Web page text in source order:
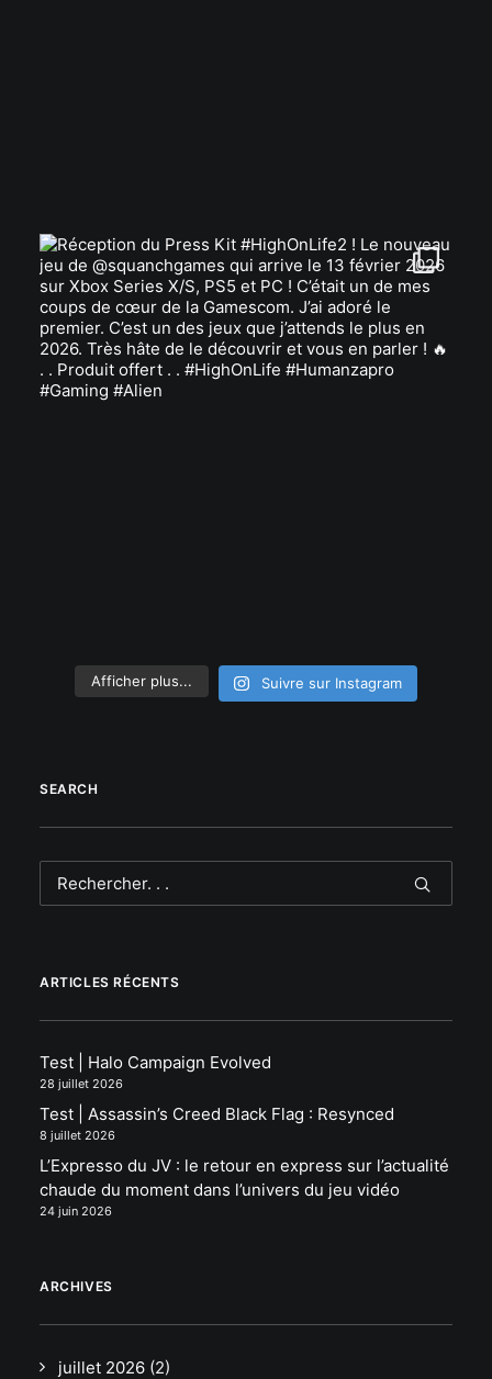
Afficher plus... Suivre sur Instagram
SEARCH
ARTICLES RÉCENTS
Test | Halo Campaign Evolved
28 juillet 2026
Test | Assassin’s Creed Black Flag : Resynced
8 juillet 2026
L’Expresso du JV : le retour en express sur l’actualité
chaude du moment dans l’univers du jeu vidéo
24 juin 2026
ARCHIVES
juillet 2026 (2)